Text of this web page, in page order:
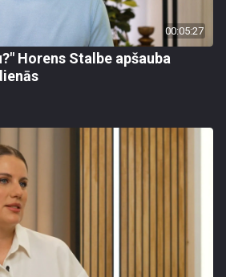
00:05:27
Horens Stalbe apšauba